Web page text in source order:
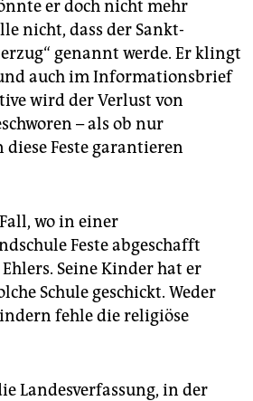
er doch nicht mehr
nicht, dass der Sankt-
genannt werde. Er klingt
auch im Informa­tions­brief
wird der Verlust von
– als ob nur
Feste garantieren
wo in einer
Feste abgeschafft
Seine Kinder hat er
Schule geschickt. Weder
fehle die religiöse
Landesverfassung, in der